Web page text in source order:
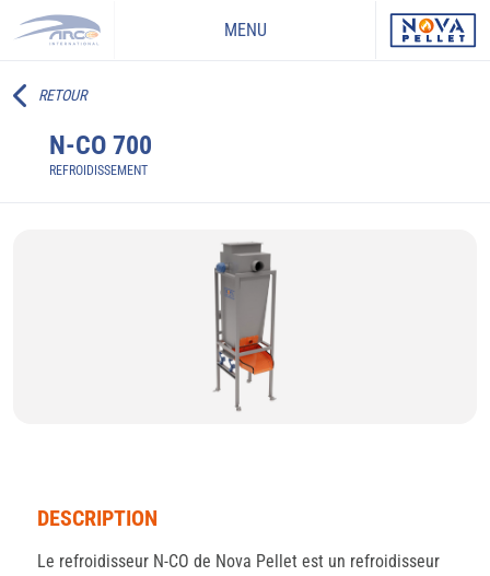
MENU
RETOUR
N-CO 700
REFROIDISSEMENT
DESCRIPTION
Le refroidisseur N-CO de Nova Pellet est un refroidisseur